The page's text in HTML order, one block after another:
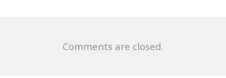
Comments are closed.